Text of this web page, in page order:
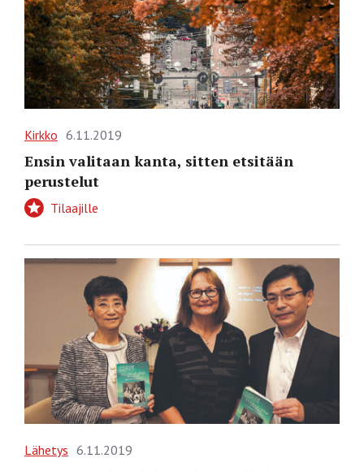
Kirkko 6.11.2019
Ensin valitaan kanta, sitten etsitään
perustelut
Tilaajille
Lähetys 6.11.2019